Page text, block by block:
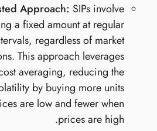
Approach: SIPs involve
a fixed amount at regular
regardless of market
This approach leverages
averaging, reducing the
by buying more units
are low and fewer when
prices are high.